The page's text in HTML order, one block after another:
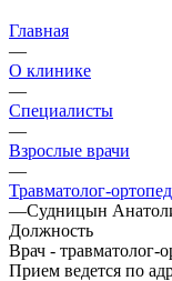
Главная
—
О клинике
—
Специалисты
—
Взрослые врачи
—
Травматолог-ортопед
—Судницын
Должность
Врач - травматолог-
Прием ведется по